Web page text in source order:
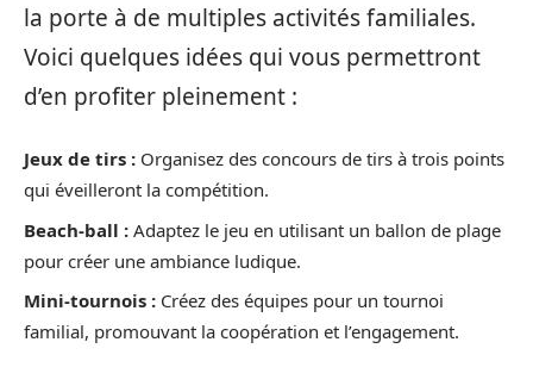
la porte à de multiples activités familiales.
Voici quelques idées qui vous permettront
d’en profiter pleinement :
Jeux de tirs : Organisez des concours de tirs à trois points
qui éveilleront la compétition.
Beach-ball : Adaptez le jeu en utilisant un ballon de plage
pour créer une ambiance ludique.
Mini-tournois : Créez des équipes pour un tournoi
familial, promouvant la coopération et l’engagement.